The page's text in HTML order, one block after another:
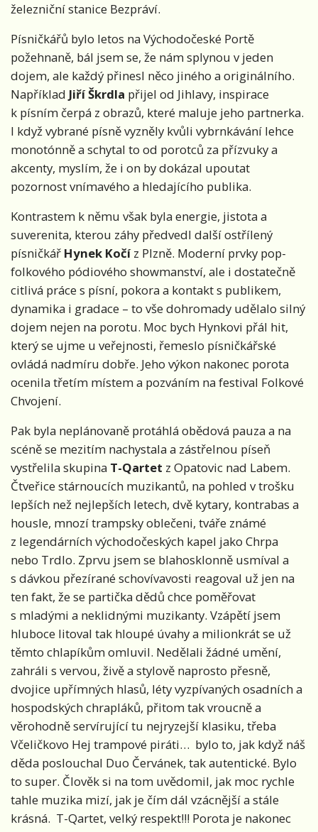
železniční stanice Bezpráví.
Písničkářů bylo letos na Východočeské Portě
požehnaně, bál jsem se, že nám splynou v jeden
dojem, ale každý přinesl něco jiného a originálního.
Například Jiří Škrdla přijel od Jihlavy, inspirace
k písním čerpá z obrazů, které maluje jeho partnerka.
I když vybrané písně vyzněly kvůli vybrnkávání lehce
monotónně a schytal to od porotců za přízvuky a
akcenty, myslím, že i on by dokázal upoutat
pozornost vnímavého a hledajícího publika.
Kontrastem k němu však byla energie, jistota a
suverenita, kterou záhy předvedl další ostřílený
písničkář Hynek Kočíz Plzně. Moderní prvky pop-
folkového pódiového showmanství, ale i dostatečně
citlivá práce s písní, pokora a kontakt s publikem,
dynamika i gradace – to vše dohromady udělalo silný
dojem nejen na porotu. Moc bych Hynkovi přál hit,
který se ujme u veřejnosti, řemeslo písničkářské
ovládá nadmíru dobře. Jeho výkon nakonec porota
ocenila třetím místem a pozváním na festival Folkové
Chvojení.
Pak byla neplánovaně protáhlá obědová pauza a na
scéně se mezitím nachystala a zástřelnou píseň
vystřelila skupina T-Qartet z Opatovic nad Labem.
Čtveřice stárnoucích muzikantů, na pohled v trošku
lepších než nejlepších letech, dvě kytary, kontrabas a
housle, mnozí trampsky oblečeni, tváře známé
z legendárních východočeských kapel jako Chrpa
nebo Trdlo. Zprvu jsem se blahosklonně usmíval a
s dávkou přezírané schovívavosti reagoval už jen na
ten fakt, že se partička dědů chce poměřovat
s mladými a neklidnými muzikanty. Vzápětí jsem
hluboce litoval tak hloupé úvahy a milionkrát se už
těmto chlapíkům omluvil. Nedělali žádné umění,
zahráli s vervou, živě a stylově naprosto přesně,
dvojice upřímných hlasů, léty vyzpívaných osadních a
hospodských chrapláků, přitom tak vroucně a
věrohodně servírující tu nejryzejší klasiku, třeba
Včeličkovo Hej trampové piráti… bylo to, jak když náš
děda poslouchal Duo Červánek, tak autentické. Bylo
to super. Člověk si na tom uvědomil, jak moc rychle
tahle muzika mizí, jak je čím dál vzácnější a stále
krásná. T-Qartet, velký respekt!!! Porota je nakonec